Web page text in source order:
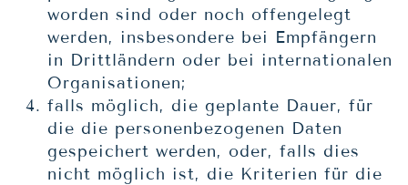
worden sind oder noch offengelegt
werden, insbesondere bei Empfängern
in Drittländern oder bei internationalen
Organisationen;
falls möglich, die geplante Dauer, für
die die personenbezogenen Daten
gespeichert werden, oder, falls dies
nicht möglich ist, die Kriterien für die